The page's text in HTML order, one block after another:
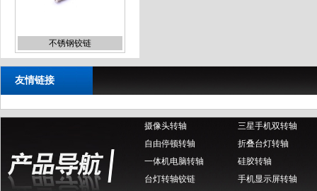
手机转轴铰链
行车记录仪转轴
友情链接
自由停顿转轴
折叠台灯转轴
一体机电脑转轴
硅胶转轴
台灯转轴铰链
手机显示屏转轴
不锈钢铰链
手机转轴铰链